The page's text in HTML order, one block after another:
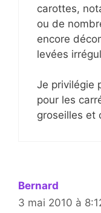
carottes,
ou de
encore
levées
Je privilégie
pour les
groseilles et
Bernard
3 mai 2010 à